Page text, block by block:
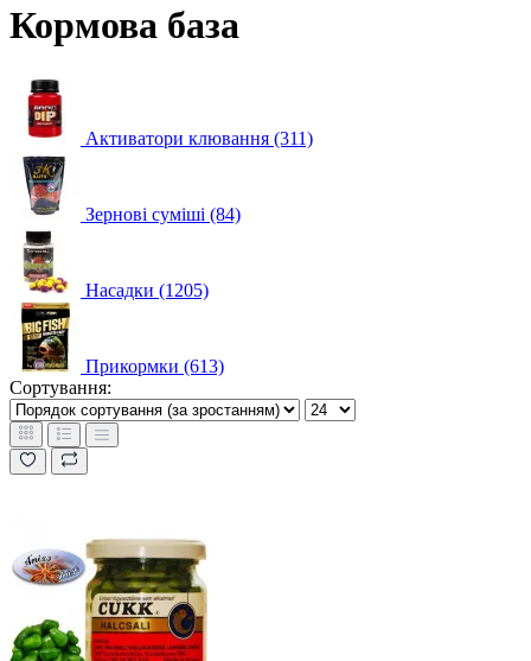
Кормова база
Активатори клювання (311)
Зернові суміші (84)
Насадки (1205)
Прикормки (613)
Сортування: